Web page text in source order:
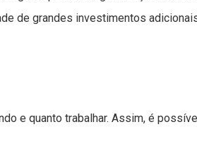
de grandes investimentos
e quanto trabalhar. Assim, é